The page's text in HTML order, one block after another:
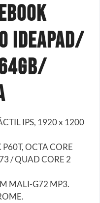
Ideapad/
IPS, 1920 x 1200
OCTA CORE
/ QUAD CORE 2
MALI-G72 MP3.